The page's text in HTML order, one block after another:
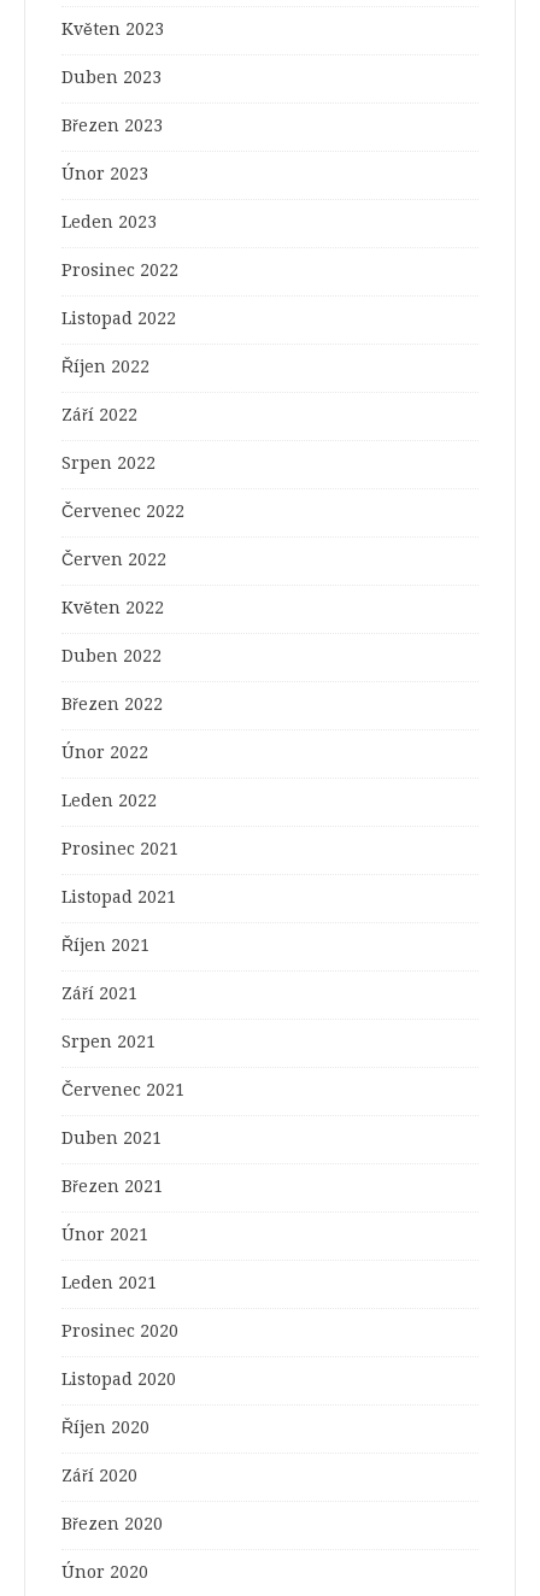
Květen 2023
Duben 2023
Březen 2023
Únor 2023
Leden 2023
Prosinec 2022
Listopad 2022
Říjen 2022
Září 2022
Srpen 2022
Červenec 2022
Červen 2022
Květen 2022
Duben 2022
Březen 2022
Únor 2022
Leden 2022
Prosinec 2021
Listopad 2021
Říjen 2021
Září 2021
Srpen 2021
Červenec 2021
Duben 2021
Březen 2021
Únor 2021
Leden 2021
Prosinec 2020
Listopad 2020
Říjen 2020
Září 2020
Březen 2020
Únor 2020